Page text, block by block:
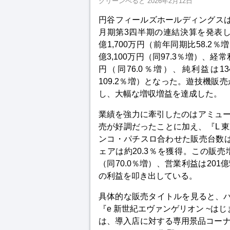
円谷フィールズホールディングス
月期第3四半期の連結決算を発表
億1,700万円（前年同期比58.2％
億3,100万円（同97.3％増）、経常
円（同76.0％増）、純利益は
109.2％増）となった。遊技機販
し、大幅な増収増益を達成した。
業績を強力に牽引したのはアミュ
売が好調だったことに加え、『L
ンコ・パチスロ合わせた販売台数
ェアは約20.3％を獲得。この販
（同70.0％増）、営業利益は201
の利益を叩き出している。
具体的な販売タイトルを見ると、
『e 新世紀エヴァンゲリオン ~は
は、導入店に対する専用景品コー